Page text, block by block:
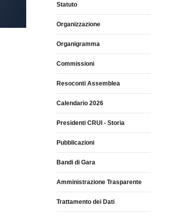
Statuto
Organizzazione
Organigramma
Commissioni
Resoconti Assemblea
Calendario 2026
Presidenti CRUI - Storia
Pubblicazioni
Bandi di Gara
Amministrazione Trasparente
Trattamento dei Dati